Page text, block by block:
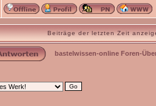
Beiträge der letzten Zeit
bastelwissen-online Foren-